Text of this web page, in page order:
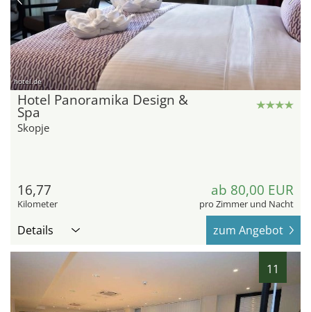
hotel.de
Hotel Panoramika Design &
Spa
Skopje
16,77
Kilometer
ab 80,00 EUR
pro Zimmer und Nacht
Details zum Angebot
11